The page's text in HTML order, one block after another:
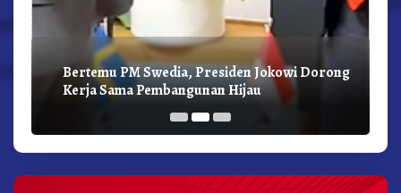
Bertemu PM Swedia, Presiden Jokowi Dorong
Kerja Sama Pembangunan Hijau